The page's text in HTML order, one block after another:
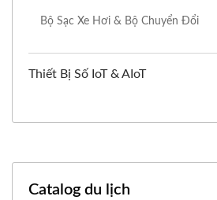
Bộ Sạc Xe Hơi & Bộ Chuyển Đổi
Thiết Bị Số IoT & AIoT
Catalog du lịch